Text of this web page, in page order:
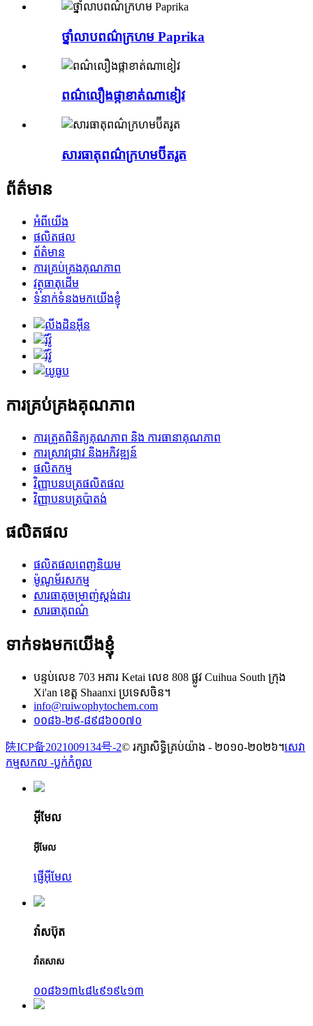
ថ្នាំលាបពណ៌ក្រហម Paprika
ពណ៌លឿងផ្កាខាត់ណាខៀវ
សារធាតុពណ៌ក្រហមប៊ីតរូត
ព័ត៌មាន
អំពីយើង
ផលិតផល
ព័ត៌មាន
ការគ្រប់គ្រងគុណភាព
វត្ថុធាតុដើម
ទំនាក់ទំនងមកយើងខ្ញុំ
ការគ្រប់គ្រងគុណភាព
ការត្រួតពិនិត្យគុណភាព និង ការធានាគុណភាព
ការស្រាវជ្រាវ និងអភិវឌ្ឍន៍
ផលិតកម្ម
វិញ្ញាបនបត្រផលិតផល
វិញ្ញាបនបត្រប៉ាតង់
ផលិតផល
ផលិតផលពេញនិយម
ម៉ូណូម័រសកម្ម
សារធាតុចម្រាញ់ស្តង់ដារ
សារធាតុពណ៌
ទាក់ទងមកយើងខ្ញុំ
បន្ទប់លេខ 703 អគារ Ketai លេខ 808 ផ្លូវ Cuihua South ក្រុង
Xi'an ខេត្ត Shaanxi ប្រទេសចិន។
info@ruiwophytochem.com
០០៨៦-២៩-៨៩៨៦០០៧០
陕ICP备2021009134号-2© រក្សាសិទ្ធិគ្រប់យ៉ាង - ២០១០-២០២៦។សេវា
កម្មសកល -ប្លក់​កំពូល
អ៊ីមែល
អ៊ីមែល
ផ្ញើអ៊ីមែល
វ៉ាសប៊ុត
វ៉ាតសាស
០០៨៦១៣៤៨៤៩១៩៤១៣